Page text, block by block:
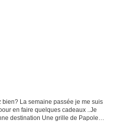
La semaine passée je me suis
en faire quelques cadeaux ..Je
destination Une grille de Papolette